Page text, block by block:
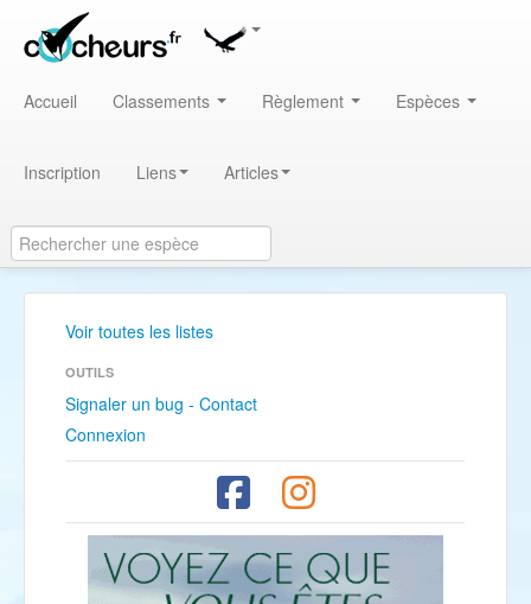
Accueil Classements Règlement Espèces
Inscription Liens Articles
Voir toutes les listes
OUTILS
Signaler un bug - Contact
Connexion